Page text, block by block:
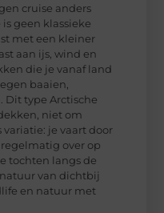
cruise anders
geen klassieke
met een kleiner
aan ijs, wind en
die je vanaf land
baaien,
Dit type Arctische
niet om
je vaart door
over op
tochten langs de
van dichtbij
en natuur met